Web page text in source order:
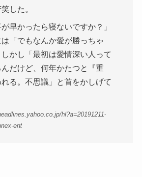
した。
が早かったら寝ないですか？」
「でもなんか愛が勝っちゃ
かし「最初は愛情深い人って
だけど、何年かたつと『重
る。不思議」と首をかしげて
hl?a=20191211-
ent